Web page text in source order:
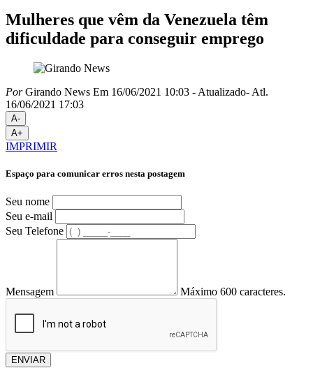
Mulheres que vêm da Venezuela têm
dificuldade para conseguir emprego
PorGirando News Em 16/06/2021 10:03 - Atualizado- Atl.
16/06/2021 17:03
A-
A+
IMPRIMIR
Espaço para comunicar erros nesta postagem
Seu nome
Seu e-mail
Seu Telefone
Mensagem Máximo 600 caracteres.
ENVIAR